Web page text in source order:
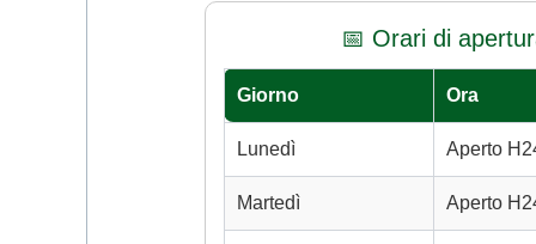
📅 Orari di
Giorno Ora
Lunedì Aperto
Martedì Aperto